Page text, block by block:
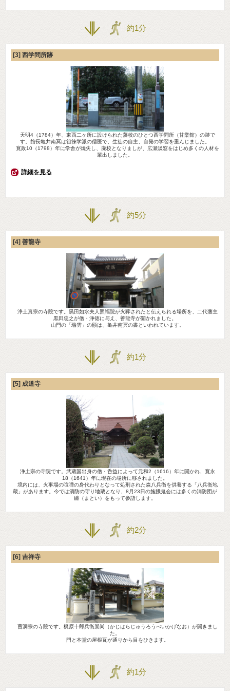
約1分
[3] 西学問所跡
天明4（1784）年、東西二ヶ所に設けられた藩校のひとつ西学問所（甘棠館）の跡で
す。館長亀井南冥は徂徠学派の儒医で、生徒の自主、自発の学習を重んじました。
寛政10（1798）年に学舎が焼失し、廃校となりましが、広瀬淡窓をはじめ多くの人材を
輩出しました。
詳細を見る
約5分
[4] 善龍寺
浄土真宗の寺院です。黒田如水夫人照福院が火葬されたと伝えられる場所を、二代藩主
黒田忠之が僧・浄徳に与え、善龍寺が開かれました。
山門の「瑞雲」の額は、亀井南冥の書といわれています。
約1分
[5] 成道寺
浄土宗の寺院です。武蔵国出身の僧・呑益によって元和2（1616）年に開かれ、寛永
18（1641）年に現在の場所に移されました。
境内には、火事場の喧嘩の身代わりとなって処刑された森八兵衛を供養する「八兵衛地
蔵」があります。今では消防の守り地蔵となり、8月23日の施餓鬼会には多くの消防団が
纏（まとい）をもって参詣します。
約2分
[6] 吉祥寺
曹洞宗の寺院です。梶原十郎兵衛景尚（かじはらじゅうろうべいかげなお）が開きまし
た。
門と本堂の屋根瓦が通りから目をひきます。
約1分